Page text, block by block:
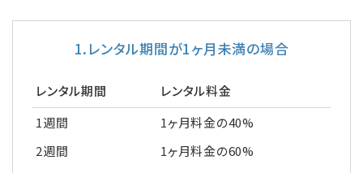
1.レンタル期間が1ヶ月未満の場合
レンタル期間
レンタル料金
1週間
1ヶ月料金の40%
2週間
1ヶ月料金の60%